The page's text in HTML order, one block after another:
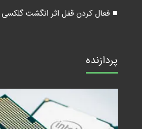
■ فعال کردن قفل اثر انگشت گلکسی
پردازنده